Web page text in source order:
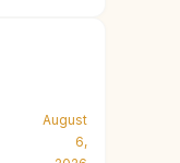
August
6,